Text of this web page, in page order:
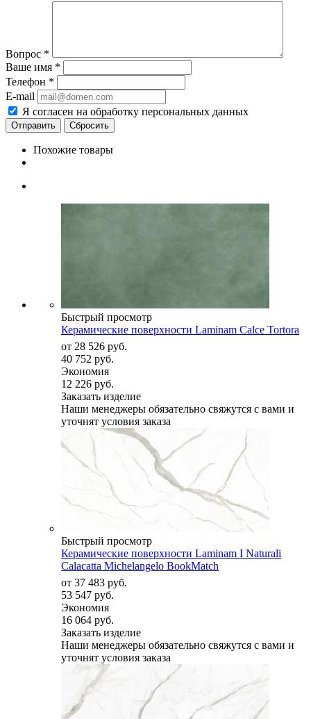
Вопрос *
Ваше имя *
Телефон *
E-mail
Я согласен на обработку персональных данных
Сбросить
Похожие товары
Быстрый просмотр
Керамические поверхности Laminam Calce Tortora
от 28 526 руб.
40 752 руб.
Экономия
12 226 руб.
Заказать изделие
Наши менеджеры обязательно свяжутся с вами и
уточнят условия заказа
Быстрый просмотр
Керамические поверхности Laminam I Naturali
Calacatta Michelangelo BookMatch
от 37 483 руб.
53 547 руб.
Экономия
16 064 руб.
Заказать изделие
Наши менеджеры обязательно свяжутся с вами и
уточнят условия заказа